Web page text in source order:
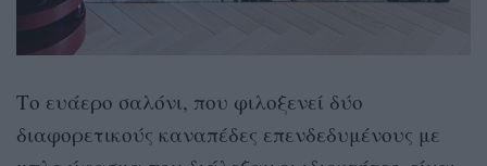
Το ευάερο σαλόνι, που φιλοξενεί δύο
διαφορετικούς καναπέδες επενδεδυμένους με